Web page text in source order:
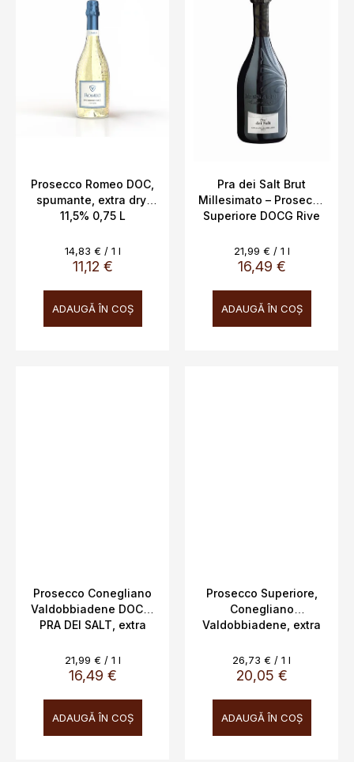
Prosecco Romeo DOC,
spumante, extra dry,
11,5% 0,75 L
11,12 €
Evaluare
preţ:
14,83 € / 1 l
ADAUGĂ ÎN COŞ
Pra dei Salt Brut
Millesimato – Prosecco
Superiore DOCG Rive
Bernardi Pietro Figli
16,49 €
Evaluare
preţ:
21,99 € / 1 l
ADAUGĂ ÎN COŞ
Prosecco Conegliano
Valdobbiadene DOCG,
PRA DEI SALT, extra
Collato, Bernardi Pietro
& Figlii, Italia, 11,5%,
16,49 €
Evaluare
preţ:
21,99 € / 1 l
ADAUGĂ ÎN COŞ
Prosecco Superiore,
Conegliano
Valdobbiadene, extra
Ogliano, Borgo Antico,
11,5%, 0,75 L
20,05 €
Evaluare
preţ:
26,73 € / 1 l
ADAUGĂ ÎN COŞ